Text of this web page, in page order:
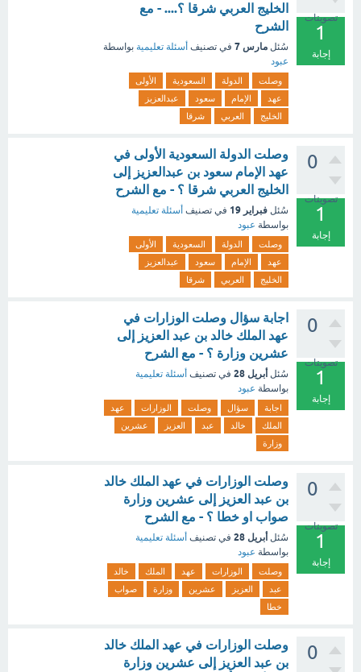
تصويتات
1
إجابة
الخليج العربي شرقا ؟.... - مع
الشرح
سُئل مارس 7 في تصنيف أسئلة تعليمية بواسطة
عبود
وصلت الدولة السعودية
الأولى
عهد
الإمام سعود
عبدالعزيز
الخليج
العربي شرقا
0
تصويتات
1
إجابة
وصلت الدولة السعودية الأولى في
عهد الإمام سعود بن عبدالعزيز إلى
الخليج العربي شرقا ؟ - مع الشرح
سُئل فبراير 19 في تصنيف أسئلة تعليمية
بواسطة عبود
وصلت الدولة السعودية
الأولى
عهد
الإمام سعود
عبدالعزيز
الخليج
العربي شرقا
0
تصويتات
1
إجابة
اجابة سؤال وصلت الوزارات في
عهد الملك خالد بن عبد العزيز إلى
عشرين وزارة ؟ - مع الشرح
سُئل أبريل 28 في تصنيف أسئلة تعليمية
بواسطة عبود
اجابة سؤال وصلت الوزارات
عهد
الملك
خالد عبد العزيز
عشرين
وزارة
0
تصويتات
1
إجابة
وصلت الوزارات في عهد الملك خالد
بن عبد العزيز إلى عشرين وزارة
صواب او خطا ؟ - مع الشرح
سُئل أبريل 28 في تصنيف أسئلة تعليمية
بواسطة عبود
وصلت الوزارات عهد الملك
خالد
عبد
العزيز عشرين وزارة
صواب
خطا
0
وصلت الوزارات في عهد الملك خالد
بن عبد العزيز إلى عشرين وزارة